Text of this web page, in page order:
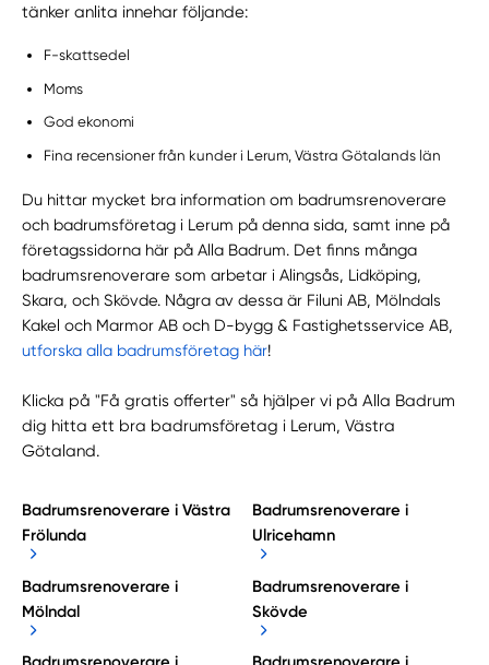
tänker anlita innehar följande:
F-skattsedel
Moms
God ekonomi
Fina recensioner från kunder i Lerum, Västra Götalands län
Du hittar mycket bra information om badrumsrenoverare
och badrumsföretag i Lerum på denna sida, samt inne på
företagssidorna här på Alla Badrum. Det finns många
badrumsrenoverare som arbetar i Alingsås, Lidköping,
Skara, och Skövde. Några av dessa är Filuni AB, Mölndals
Kakel och Marmor AB och D-bygg & Fastighetsservice AB,
utforska alla badrumsföretag här!
Klicka på "Få gratis offerter" så hjälper vi på Alla Badrum
dig hitta ett bra badrumsföretag i Lerum, Västra
Götaland.
Badrumsrenoverare i Västra
Frölunda
Badrumsrenoverare i
Ulricehamn
Badrumsrenoverare i
Mölndal
Badrumsrenoverare i
Skövde